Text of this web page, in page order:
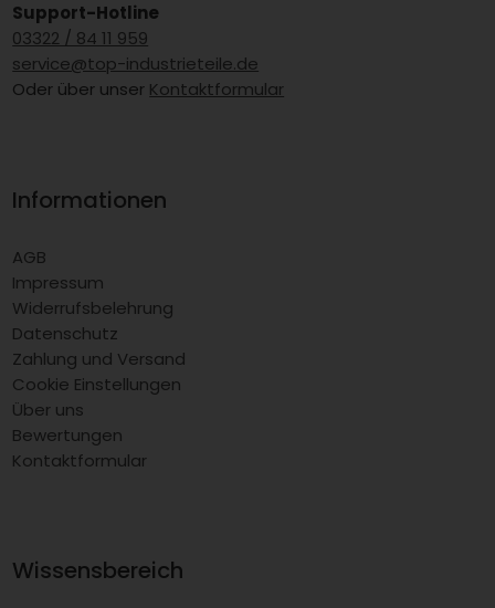
Support-Hotline
03322 / 84 11 959
service@top-industrieteile.de
Oder über unser Kontaktformular
Informationen
AGB
Impressum
Widerrufsbelehrung
Datenschutz
Zahlung und Versand
Cookie Einstellungen
Über uns
Bewertungen
Kontaktformular
Wissensbereich